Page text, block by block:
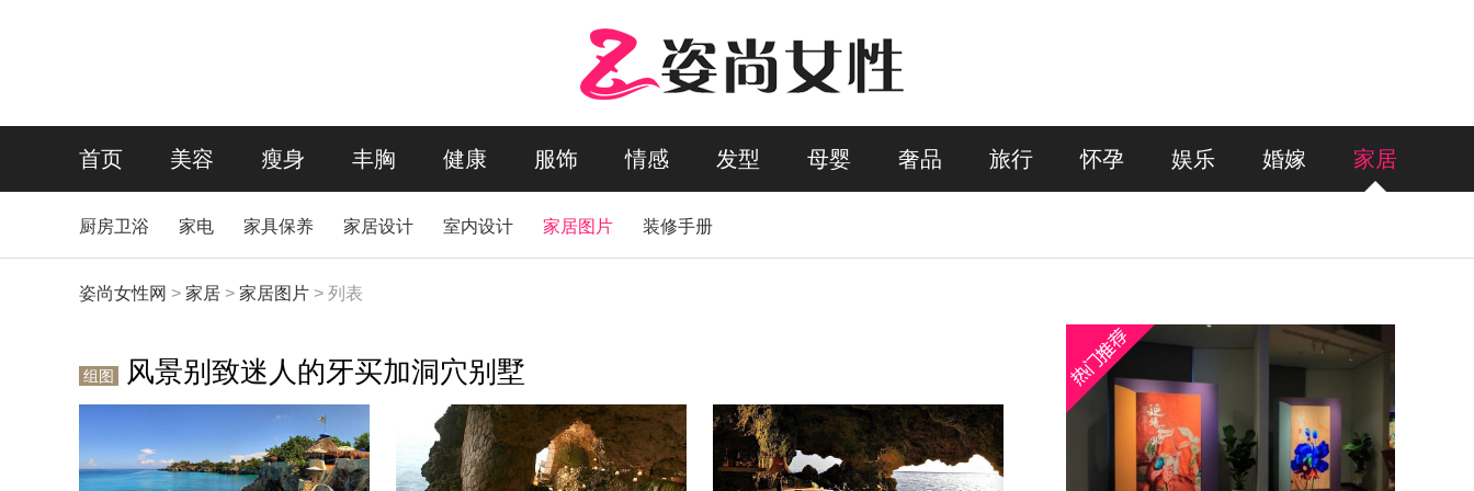
首页 美容 瘦身 丰胸 健康 服饰 情感 发型 母婴 奢品 旅行 怀孕 娱乐 婚嫁 家居
厨房卫浴 家电 家具保养 家居设计 室内设计 家居图片 装修手册
姿尚女性网 > 家居 > 家居图片 > 列表
组图 风景别致迷人的牙买加洞穴别墅